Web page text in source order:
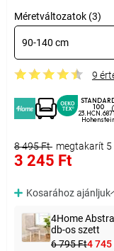
Méretváltozatok (3)
90-140 cm
9
100
8 495 Ft megtakarít 5
3 245 Ft
Kosarához ajánljuk
4Home
db-os szett
6 795 Ft4 745